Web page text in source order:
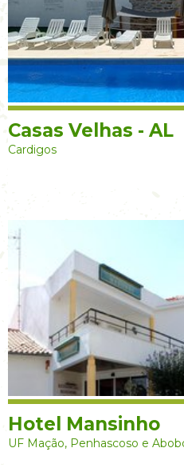
Casas Velhas - AL
Cardigos
Hotel Mansinho
UF Mação, Penhascoso e